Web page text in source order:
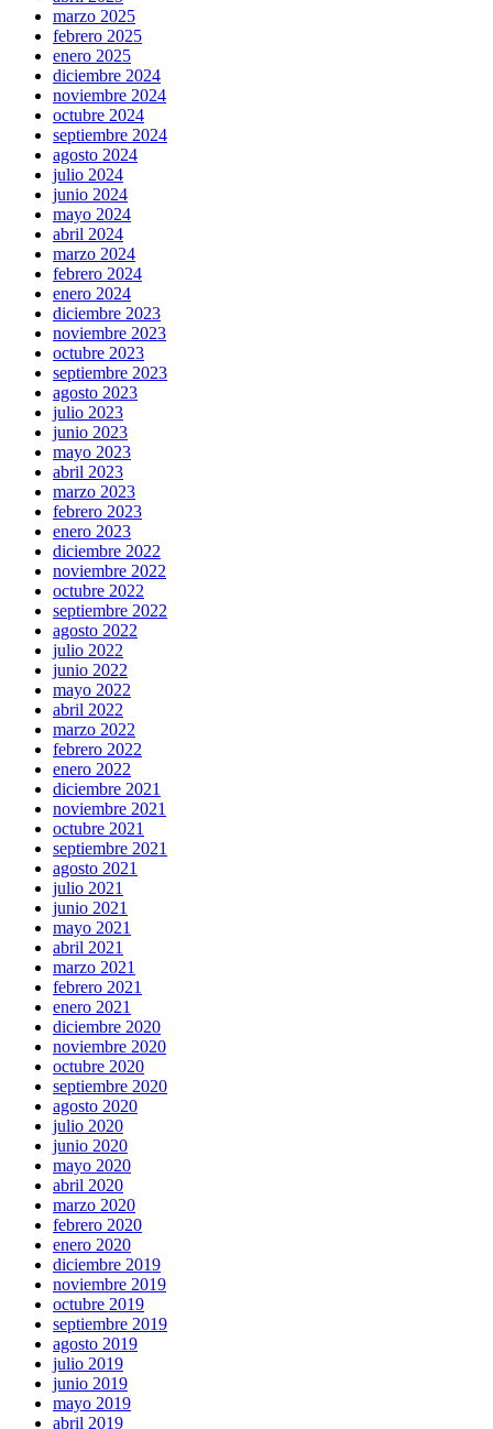
marzo 2025
febrero 2025
enero 2025
diciembre 2024
noviembre 2024
octubre 2024
septiembre 2024
agosto 2024
julio 2024
junio 2024
mayo 2024
abril 2024
marzo 2024
febrero 2024
enero 2024
diciembre 2023
noviembre 2023
octubre 2023
septiembre 2023
agosto 2023
julio 2023
junio 2023
mayo 2023
abril 2023
marzo 2023
febrero 2023
enero 2023
diciembre 2022
noviembre 2022
octubre 2022
septiembre 2022
agosto 2022
julio 2022
junio 2022
mayo 2022
abril 2022
marzo 2022
febrero 2022
enero 2022
diciembre 2021
noviembre 2021
octubre 2021
septiembre 2021
agosto 2021
julio 2021
junio 2021
mayo 2021
abril 2021
marzo 2021
febrero 2021
enero 2021
diciembre 2020
noviembre 2020
octubre 2020
septiembre 2020
agosto 2020
julio 2020
junio 2020
mayo 2020
abril 2020
marzo 2020
febrero 2020
enero 2020
diciembre 2019
noviembre 2019
octubre 2019
septiembre 2019
agosto 2019
julio 2019
junio 2019
mayo 2019
abril 2019